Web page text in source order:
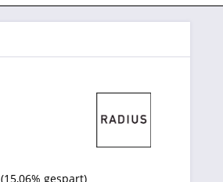
(15,06% gespart)